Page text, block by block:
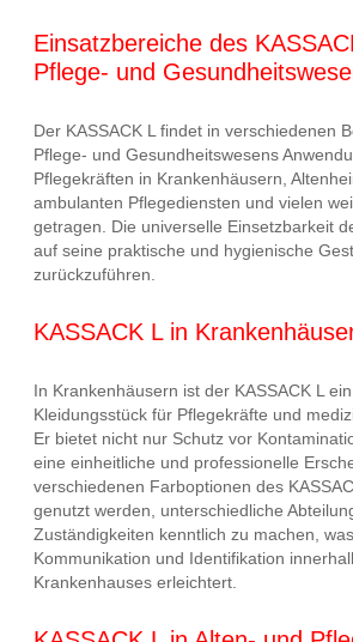
Einsatzbereiche des
Pflege- und
Der KASSACK L findet in verschiedenen
Pflege- und Gesundheitswesens
Pflegekräften in Krankenhäusern,
ambulanten Pflegediensten und vielen
getragen. Die universelle Einsetzbarkeit
auf seine praktische und hygienische
zurückzuführen.
KASSACK L in
In Krankenhäusern ist der KASSACK L
Kleidungsstück für Pflegekräfte und
Er bietet nicht nur Schutz vor
eine einheitliche und professionelle
verschiedenen Farboptionen des
genutzt werden, unterschiedliche
Zuständigkeiten kenntlich zu machen,
Kommunikation und Identifikation
Krankenhauses erleichtert.